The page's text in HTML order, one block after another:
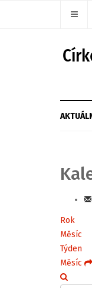
Rok
Měsíc
Týden
Měsíc